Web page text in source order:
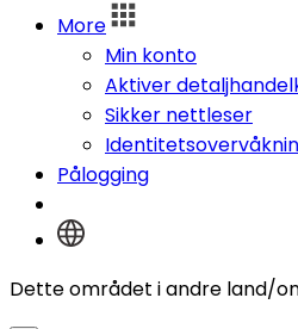
More
Min konto
Aktiver
Sikker nettleser
Pålogging
Dette området i andre land/